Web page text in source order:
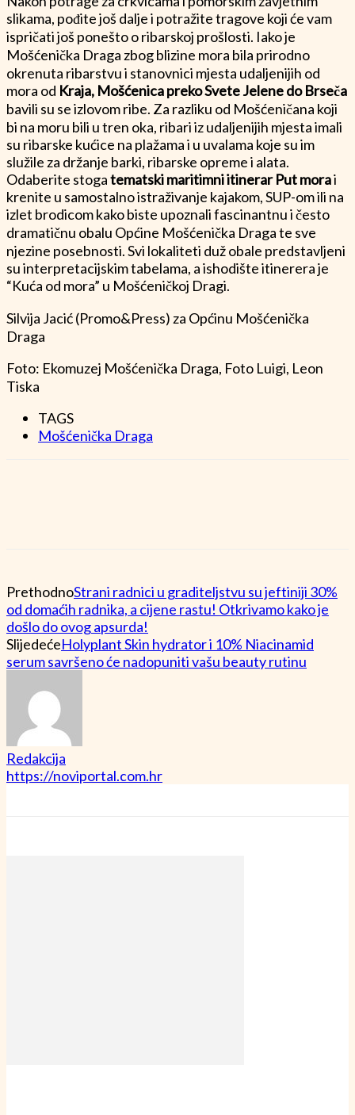
slikama, pođite još dalje i potražite tragove koji će vam
ispričati još ponešto o ribarskoj prošlosti. Iako je
Mošćenička Draga zbog blizine mora bila prirodno
okrenuta ribarstvu i stanovnici mjesta udaljenijih od
mora od Kraja, Mošćenica preko Svete Jelene do Brseča
bavili su se izlovom ribe. Za razliku od Mošćeničana koji
bi na moru bili u tren oka, ribari iz udaljenijih mjesta imali
su ribarske kućice na plažama i u uvalama koje su im
služile za držanje barki, ribarske opreme i alata.
Odaberite stogatematski maritimni itinerar Put morai
krenite u samostalno istraživanje kajakom, SUP-om ili na
izlet brodicom kako biste upoznali fascinantnu i često
dramatičnu obalu Općine Mošćenička Draga te sve
njezine posebnosti. Svi lokaliteti duž obale predstavljeni
su interpretacijskim tabelama, a ishodište itinerera je
“Kuća od mora” u Mošćeničkoj Dragi.
Silvija Jacić (Promo&Press) za Općinu Mošćenička
Draga
Foto: Ekomuzej Mošćenička Draga, Foto Luigi, Leon
Tiska
TAGS
Mošćenička Draga
PrethodnoStrani radnici u graditeljstvu su jeftiniji 30%
od domaćih radnika, a cijene rastu! Otkrivamo kako je
došlo do ovog apsurda!
SlijedećeHolyplant Skin hydrator i 10% Niacinamid
serum savršeno će nadopuniti vašu beauty rutinu
Redakcija
https://noviportal.com.hr